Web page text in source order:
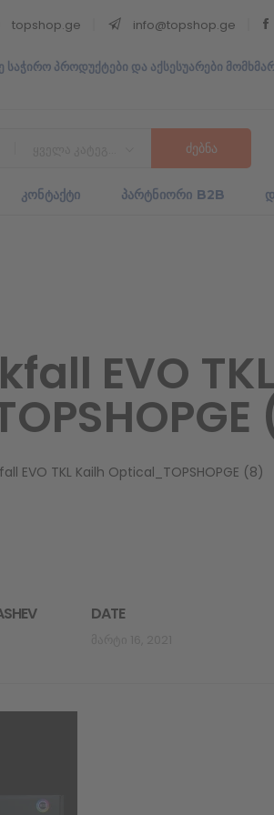
topshop.ge info@topshop.ge
საჭირო პროდუქტები და აქსესუარები
ᲙᲝᲜᲢᲐᲥᲢᲘ ᲞᲐᲠᲢᲜᲘᲝᲠᲘ B2B
EVO
EVO TKL Kailh Optical_TOPSHOPGE (8)
DATE